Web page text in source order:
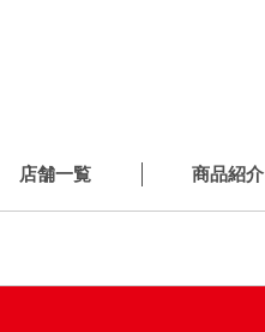
店舗一覧 商品紹介